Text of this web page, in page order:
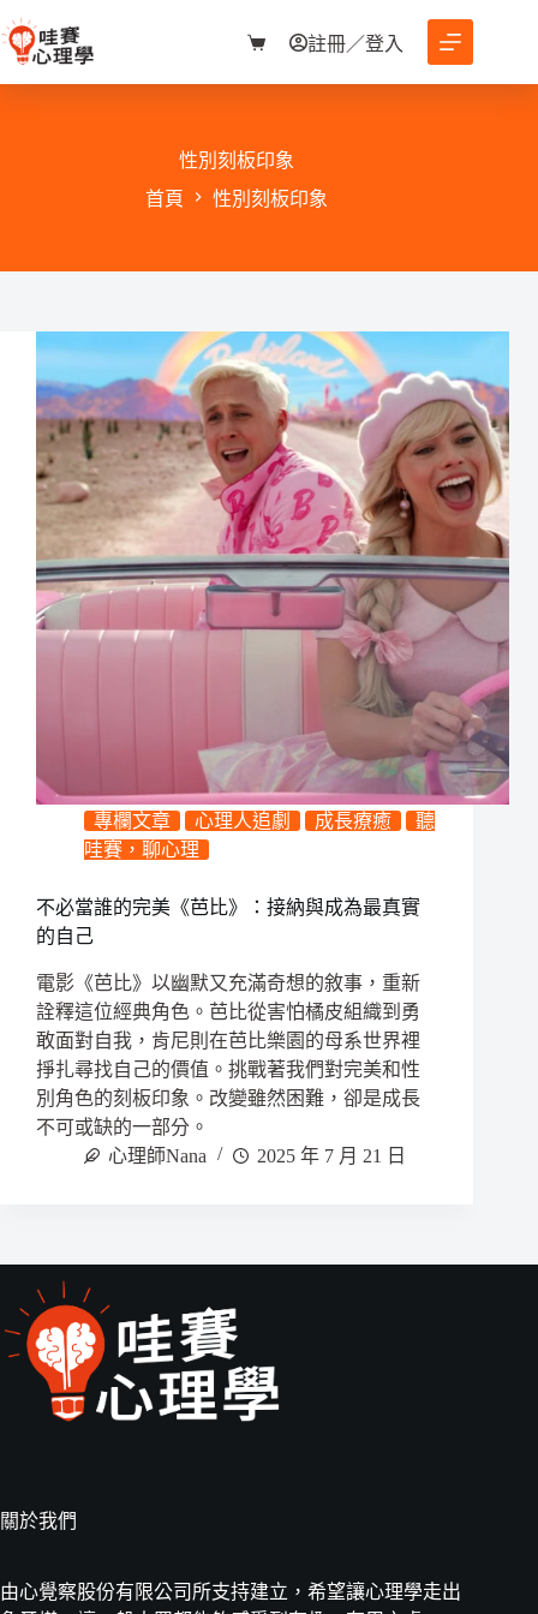
至
購
物
註冊／登入
性別刻板印象
首頁
性別刻板印象
專欄文章 心理人追劇 成長療癒
聽
哇賽，聊心理
不必當誰的完美《芭比》：接納與成為最真實
的自己
電影《芭比》以幽默又充滿奇想的敘事，重新
詮釋這位經典角色。芭比從害怕橘皮組織到勇
敢面對自我，肯尼則在芭比樂園的母系世界裡
掙扎尋找自己的價值。挑戰著我們對完美和性
別角色的刻板印象。改變雖然困難，卻是成長
不可或缺的一部分。
心理師Nana
2025 年 7 月 21 日
關於我們
由心覺察股份有限公司所支持建立，希望讓心理學走出